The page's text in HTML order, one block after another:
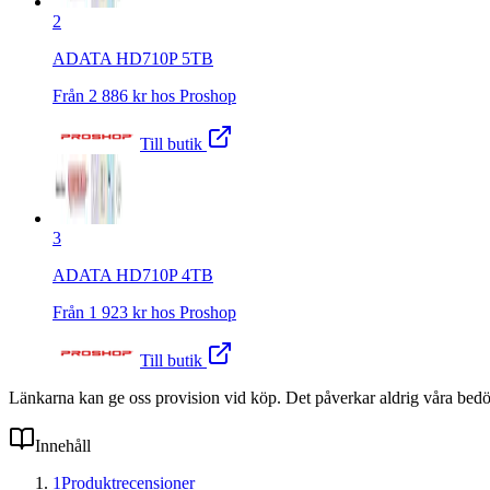
2
ADATA HD710P 5TB
Från 2 886 kr hos Proshop
Till butik
3
ADATA HD710P 4TB
Från 1 923 kr hos Proshop
Till butik
Länkarna kan ge oss provision vid köp. Det påverkar aldrig våra
Innehåll
1Produktrecensioner